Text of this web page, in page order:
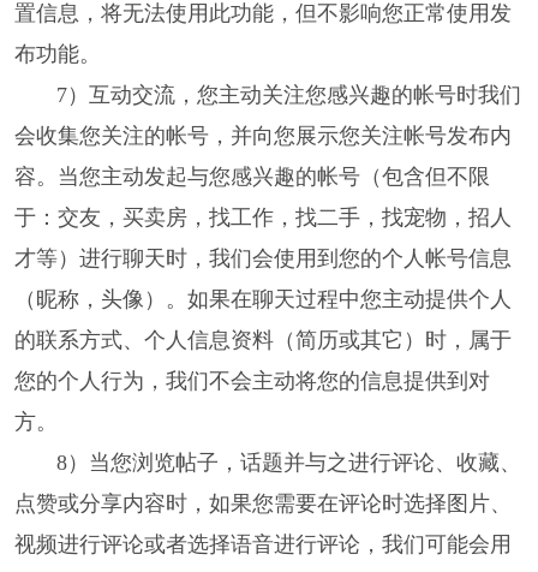
置信息，将无法使用此功能，但不影响您正常使用发
布功能。
7）互动交流，您主动关注您感兴趣的帐号时我们
会收集您关注的帐号，并向您展示您关注帐号发布内
容。当您主动发起与您感兴趣的帐号（包含但不限
于：交友，买卖房，找工作，找二手，找宠物，招人
才等）进行聊天时，我们会使用到您的个人帐号信息
（昵称，头像）。如果在聊天过程中您主动提供个人
的联系方式、个人信息资料（简历或其它）时，属于
您的个人行为，我们不会主动将您的信息提供到对
方。
8）当您浏览帖子，话题并与之进行评论、收藏、
点赞或分享内容时，如果您需要在评论时选择图片、
视频进行评论或者选择语音进行评论，我们可能会用